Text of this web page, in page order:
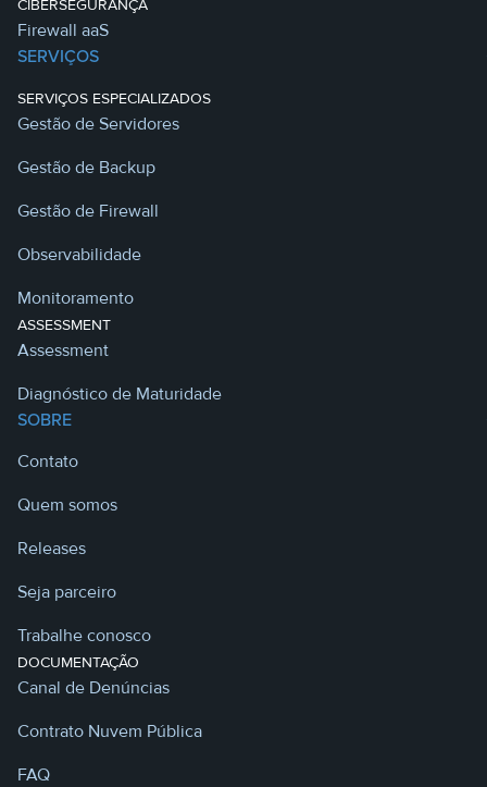
CIBERSEGURANÇA
Firewall aaS
SERVIÇOS
SERVIÇOS ESPECIALIZADOS
Gestão de Servidores
Gestão de Backup
Gestão de Firewall
Observabilidade
Monitoramento
ASSESSMENT
Assessment
Diagnóstico de Maturidade
SOBRE
Contato
Quem somos
Releases
Seja parceiro
Trabalhe conosco
DOCUMENTAÇÃO
Canal de Denúncias
Contrato Nuvem Pública
FAQ